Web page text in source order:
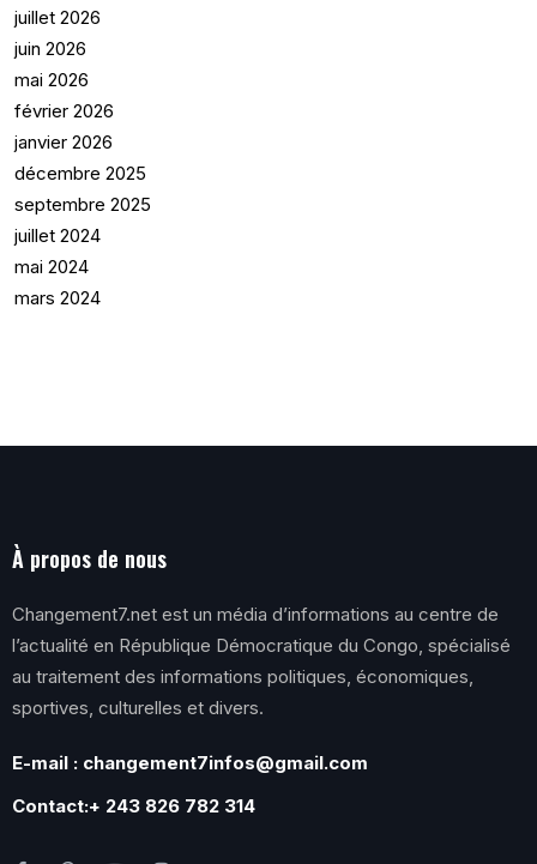
juillet 2026
juin 2026
mai 2026
février 2026
janvier 2026
décembre 2025
septembre 2025
juillet 2024
mai 2024
mars 2024
À propos de nous
Changement7.net est un média d’informations au centre de
l’actualité en République Démocratique du Congo, spécialisé
au traitement des informations politiques, économiques,
sportives, culturelles et divers.
E-mail : changement7infos@gmail.com
Contact:+ 243 826 782 314